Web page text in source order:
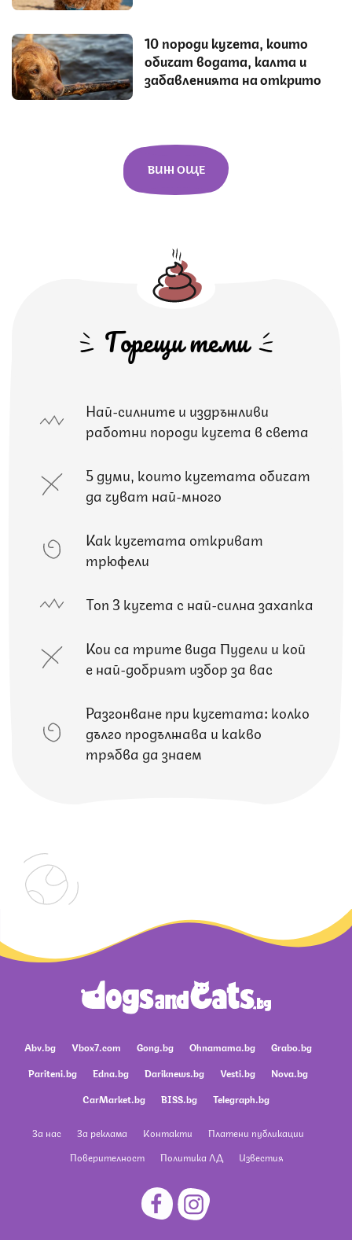
10 породи кучета, които
обичат водата, калта и
забавленията на открито
ВИЖ ОЩЕ
Горещи теми
Най-силните и издръжливи
работни породи кучета в света
5 думи, които кучетата обичат
да чуват най-много
Как кучетата откриват
трюфели
Топ 3 кучета с най-силна захапка
Кои са трите вида Пудели и кой
е най-добрият избор за вас
Разгонване при кучетата: колко
дълго продължава и какво
трябва да знаем
Abv.bg Vbox7.com Gong.bg Ohnamama.bg
Grabo.bg
Pariteni.bg
Edna.bg Dariknews.bg Vesti.bg
Nova.bg
CarMarket.bg
BISS.bg Telegraph.bg
За нас За реклама Контакти
Платени публикации
Поверителност
Политика ЛД Известия